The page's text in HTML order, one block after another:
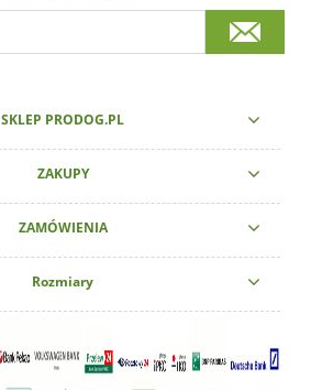
SKLEP PRODOG.PL
ZAKUPY
ZAMÓWIENIA
Rozmiary